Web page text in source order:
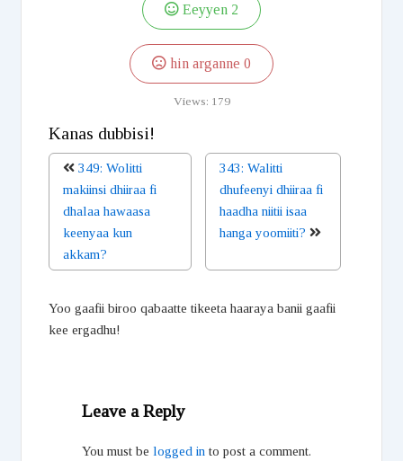
Eeyyen 2
hin arganne 0
Views: 179
Kanas dubbisi!
349: Wolitti
makiinsi dhiiraa fi
dhalaa hawaasa
keenyaa kun
akkam?
343: Walitti
dhufeenyi dhiiraa fi
haadha niitii isaa
hanga yoomiiti?
Yoo gaafii biroo qabaatte tikeeta haaraya banii gaafii
kee ergadhu!
Leave a Reply
You must belogged in to post a comment.